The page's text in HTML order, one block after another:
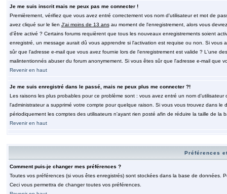
Je me suis inscrit mais ne peux pas me connecter !
Premièrement, vérifiez que vous avez entré correctement vos nom d'utilisateur et mot de
avez cliqué sur le lien J'ai moins de 13 ansau moment de l'enregistrement, alors vous
d'être activé ? Certains forums requièrent que tous les nouveaux enregistrements soient
enregistré, un message aurait dû vous apprendre si l'activation est requise ou non. Si
sûr que l'adresse e-mail que vous avez fournie lors de l'enregistrement est valide ? L'une
malintentionnés abuser du forum anonymement. Si vous êtes sûr que l'adresse e-mail que
Revenir en haut
Je me suis enregistré dans le passé, mais ne peux plus me connecter ?!
Les raisons les plus probables pour ce problème sont : vous avez entré un nom
l'administrateur a supprimé votre compte pour quelque raison. Si vous vous trouvez dans
périodiquement les comptes des utilisateurs n'ayant rien posté afin de réduire la taille de
Revenir en haut
Préférences
Comment puis-je changer mes préférences ?
Toutes vos préférences (si vous êtes enregistrés) sont stockées dans la base de données.
Ceci vous permettra de changer toutes vos préférences.